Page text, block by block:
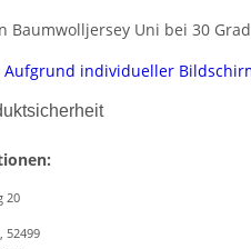
Baumwolljersey Uni bei 30
Aufgrund individueller
20
52499